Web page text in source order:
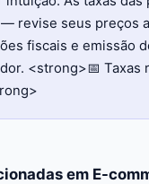
revise seus preços
fiscais e emissão
<strong>📅 Taxas
em E-